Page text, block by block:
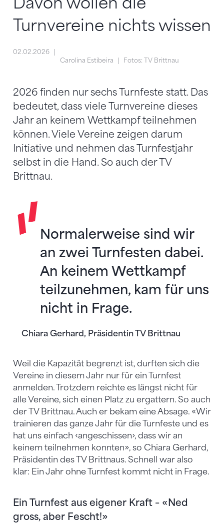
Turnvereine nichts wissen
02.02.2026
Carolina Estibeira
Fotos: TV Brittnau
2026 finden nur sechs Turnfeste statt. Das
bedeutet, dass viele Turnvereine dieses
Jahr an keinem Wettkampf teilnehmen
können. Viele Vereine zeigen darum
Initiative und nehmen das Turnfestjahr
selbst in die Hand. So auch der TV
Brittnau.
Chiara Gerhard, Präsidentin TV Brittnau
Normalerweise sind wir
an zwei Turnfesten dabei.
An keinem Wettkampf
teilzunehmen, kam für uns
nicht in Frage.
Weil die Kapazität begrenzt ist, durften sich die
Vereine in diesem Jahr nur für ein Turnfest
anmelden. Trotzdem reichte es längst nicht für
alle Vereine, sich einen Platz zu ergattern. So auch
der TV Brittnau. Auch er bekam eine Absage. «Wir
trainieren das ganze Jahr für die Turnfeste und es
hat uns einfach ‹angeschissen›, dass wir an
keinem teilnehmen konnten», so Chiara Gerhard,
Präsidentin des TV Brittnaus. Schnell war also
klar: Ein Jahr ohne Turnfest kommt nicht in Frage.
Ein Turnfest aus eigener Kraft – «Ned
gross, aber Fescht!»